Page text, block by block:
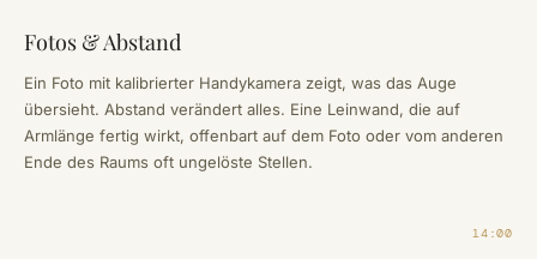
Fotos & Abstand
Ein Foto mit kalibrierter Handykamera zeigt, was das Auge
übersieht. Abstand verändert alles. Eine Leinwand, die auf
Armlänge fertig wirkt, offenbart auf dem Foto oder vom anderen
Ende des Raums oft ungelöste Stellen.
14:00